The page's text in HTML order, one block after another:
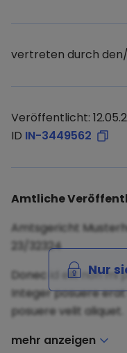
vertreten durch
Veröffentlicht:
ID IN-3449562
Amtliche
Amtsgericht
23/32324
Donec id elit non mi
Integer posuere
posuere velit aliquet.
Nur
mehr anzeigen